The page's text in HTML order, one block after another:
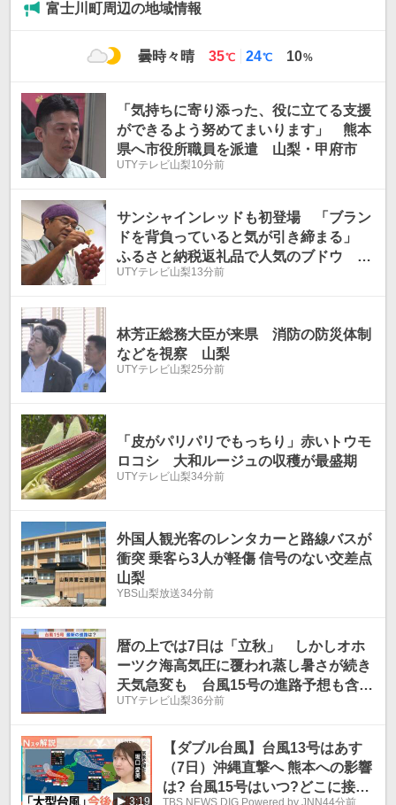
富士川町周辺の地域情報
曇時々晴
最
温
35℃
最
温
24℃ 10%
「気持ちに寄り添った、役に立てる支援
ができるよう努めてまいります」 熊本
県へ市役所職員を派遣 山梨・甲府市
UTYテレビ山梨10分前
サンシャインレッドも初登場 「ブラン
ドを背負っていると気が引き締まる」
ふるさと納税返礼品で人気のブドウ 品
質を保つ目合わせ会 山梨
UTYテレビ山梨13分前
林芳正総務大臣が来県 消防の防災体制
などを視察 山梨
UTYテレビ山梨25分前
「皮がパリパリでもっちり」赤いトウモ
ロコシ 大和ルージュの収穫が最盛期
UTYテレビ山梨34分前
外国人観光客のレンタカーと路線バスが
衝突 乗客ら3人が軽傷 信号のない交差点
山梨
YBS山梨放送34分前
暦の上では7日は「立秋」 しかしオホ
ーツク海高気圧に覆われ蒸し暑さが続き
天気急変も 台風15号の進路予想も含
め 米津龍一気象予報士が解説 山梨
UTYテレビ山梨36分前
3:19
【ダブル台風】台風13号はあす
（7日）沖縄直撃へ 熊本への影響
は? 台風15号はいつ?どこに接
TBS NEWS DIG Powered by JNN44分前